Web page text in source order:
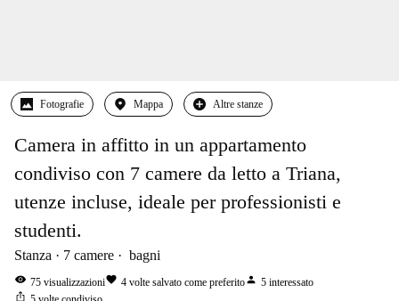
Fotografie Mappa Altre stanze
Camera in affitto in un appartamento
condiviso con 7 camere da letto a Triana,
utenze incluse, ideale per professionisti e
studenti.
Stanza 7 camere bagni
visibility 75 visualizzazionifavorite 4 volte salvato come preferitoperson 5 interessato
ios_share